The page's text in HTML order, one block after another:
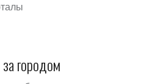
городом